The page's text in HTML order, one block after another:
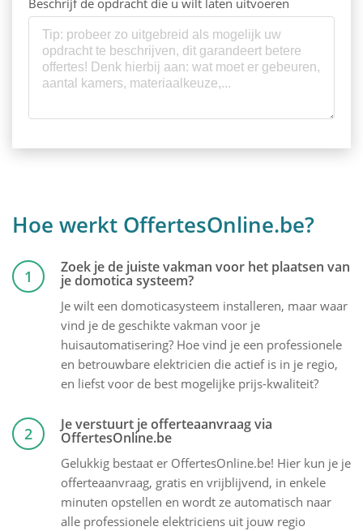
Beschrijf de opdracht die u wilt laten uitvoeren
Hoe werkt OffertesOnline.be?
1 Zoek je de juiste vakman voor het plaatsen van
je domotica systeem?
Je wilt een domoticasysteem installeren, maar waar
vind je de geschikte vakman voor je
huisautomatisering? Hoe vind je een professionele
en betrouwbare elektricien die actief is in je regio,
en liefst voor de best mogelijke prijs-kwaliteit?
2 Je verstuurt je offerteaanvraag via
OffertesOnline.be
Gelukkig bestaat er OffertesOnline.be! Hier kun je je
offerteaanvraag, gratis en vrijblijvend, in enkele
minuten opstellen en wordt ze automatisch naar
alle professionele elektriciens uit jouw regio